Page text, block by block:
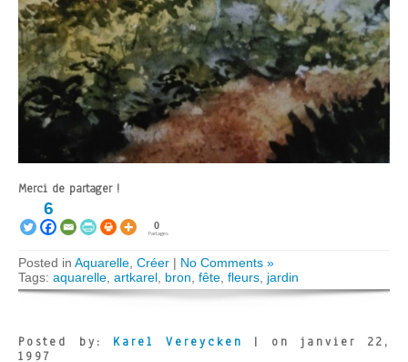
Merci de partager !
6
0
Partages
Posted in Aquarelle, Créer | No Comments »
Tags: aquarelle, artkarel, bron, fête, fleurs, jardin
Posted by: Karel Vereycken
| on janvier 22,
1997